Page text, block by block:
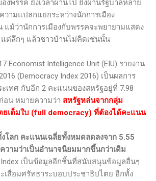
งพรรค ยิ่งเวลาผ่านไป ยิ่งผ่านรัฐบาลหลาย
ามแปลกแยกระหว่างนักการเมือง
แม้ว่านักการเมืองกับพรรคจะพยายามแสดง
ต่ลึกๆ แล้วชาวบ้านไม่คิดเช่นนั้น
Economist Intelligence Unit (EIU) รายงาน
(Democracy Index 2016) เป็นผลการ
เทศ กับอีก 2 คะแนนของสหรัฐอยู่ที่ 7.98
อน หมายความว่า สหรัฐหล่นจากกลุ่ม
ยเต็มใบ (full democracy) ที่ต้องได้คะแนน
โลก คะแนนเฉลี่ยทั้งหมดลดลงจาก 5.55
วามว่าเป็นอำนาจนิยมมากขึ้นกว่าเดิม
เป็นข้อมูลอีกชิ้นที่สนับสนุนข้อมูลอื่นๆ
เสื่อมศรัทธาระบอบประชาธิปไตย อีกทั้ง